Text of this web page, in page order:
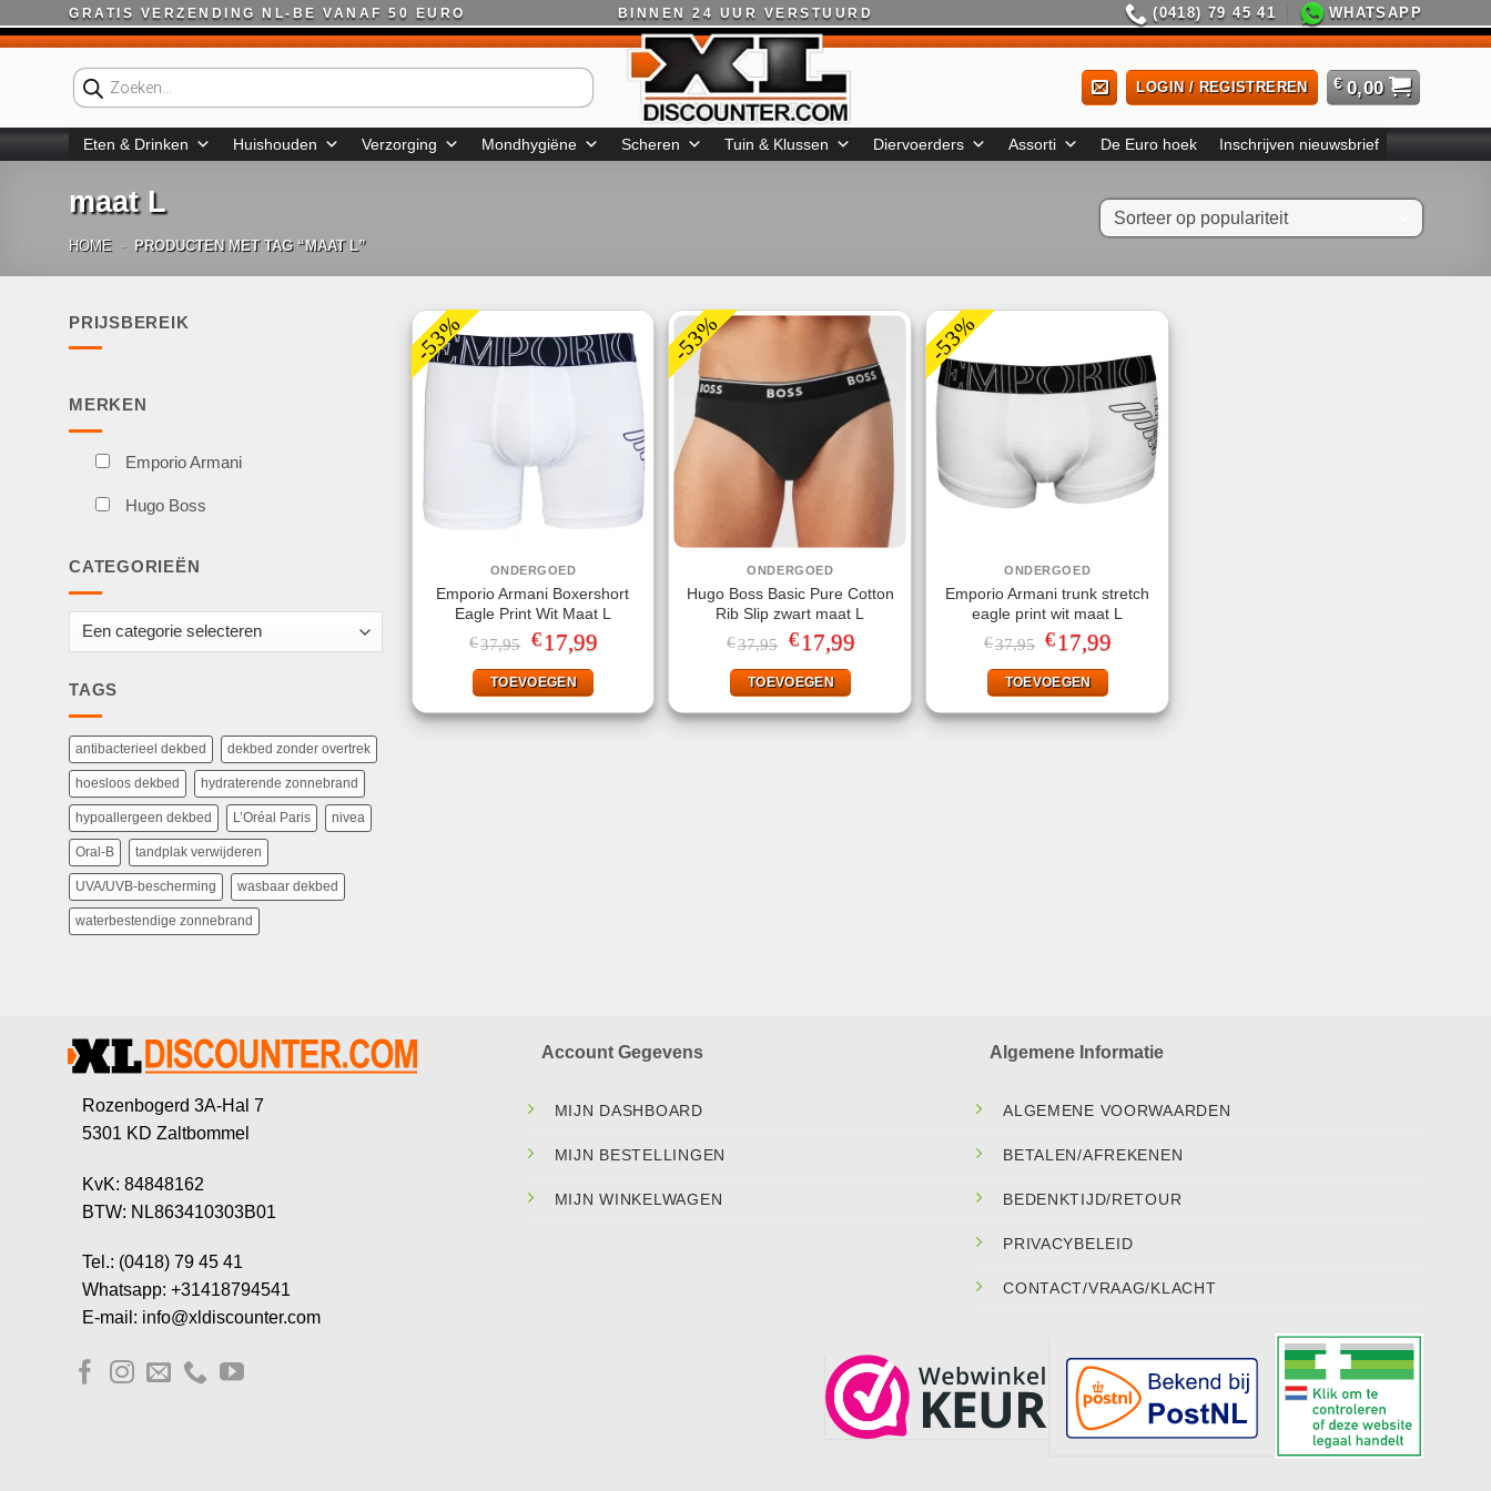
naar
GRATIS VERZENDING NL-BE VANAF 50 EURO BINNEN 24 UUR VERSTUURD (0418) 79 45 41 WHATSAPP
Producten
zoeken
LOGIN / REGISTREREN € 0,00
Eten & Drinken Huishouden Verzorging Mondhygiëne Scheren Tuin & Klussen Diervoerders Assorti De Euro hoek Inschrijven nieuwsbrief
maat L
HOME - PRODUCTEN MET TAG “MAAT L”
PRIJSBEREIK
MERKEN
Emporio Armani
Hugo Boss
CATEGORIEËN
TAGS
antibacterieel dekbed dekbed zonder overtrek
hoesloos dekbed hydraterende zonnebrand
hypoallergeen dekbed L’Oréal Paris nivea
Oral-B tandplak verwijderen
UVA/UVB-bescherming wasbaar dekbed
waterbestendige zonnebrand
-53%
ONDERGOED
Emporio Armani Boxershort
Eagle Print Wit Maat L
€37,95
Oorspronkelijke
prijs
was:
€37,95.
€ 17,99Huidige
prijs
is:
TOEVOEGEN
-53%
ONDERGOED
Hugo Boss Basic Pure Cotton
Rib Slip zwart maat L
€37,95
Oorspronkelijke
prijs
was:
€37,95.
€ 17,99Huidige
prijs
is:
TOEVOEGEN
-53%
ONDERGOED
Emporio Armani trunk stretch
eagle print wit maat L
€37,95 Oorspronkelijke
prijs
was:
€37,95.
€ 17,99Huidige
prijs
is:
TOEVOEGEN
Rozenbogerd 3A-Hal 7
5301 KD Zaltbommel
KvK: 84848162
BTW: NL863410303B01
Tel.: (0418) 79 45 41
Whatsapp: +31418794541
E-mail: info@xldiscounter.com
Account Gegevens
MIJN DASHBOARD
MIJN BESTELLINGEN
MIJN WINKELWAGEN
Algemene Informatie
ALGEMENE VOORWAARDEN
BETALEN/AFREKENEN
BEDENKTIJD/RETOUR
PRIVACYBELEID
CONTACT/VRAAG/KLACHT